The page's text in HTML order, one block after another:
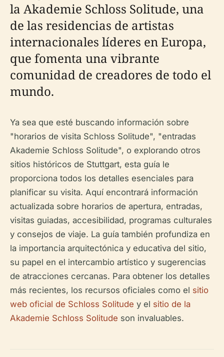
la Akademie Schloss Solitude, una
de las residencias de artistas
internacionales líderes en Europa,
que fomenta una vibrante
comunidad de creadores de todo el
mundo.
Ya sea que esté buscando información sobre
"horarios de visita Schloss Solitude", "entradas
Akademie Schloss Solitude", o explorando otros
sitios históricos de Stuttgart, esta guía le
proporciona todos los detalles esenciales para
planificar su visita. Aquí encontrará información
actualizada sobre horarios de apertura, entradas,
visitas guiadas, accesibilidad, programas culturales
y consejos de viaje. La guía también profundiza en
la importancia arquitectónica y educativa del sitio,
su papel en el intercambio artístico y sugerencias
de atracciones cercanas. Para obtener los detalles
más recientes, los recursos oficiales como el sitio
web oficial de Schloss Solitude y el sitio de la
Akademie Schloss Solitude son invaluables.